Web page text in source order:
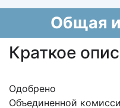
Общая
Краткое
Одобрено
Объединенной